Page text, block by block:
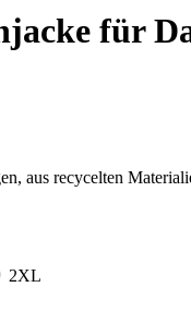
für
aus recycelten
2XL